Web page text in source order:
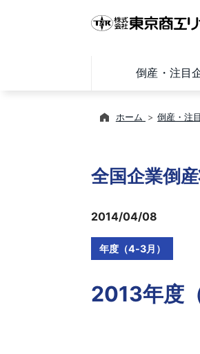
倒産・注目
ホーム 倒産・注
全国企業倒
2014/04/08
年度（4-3月）
2013年度